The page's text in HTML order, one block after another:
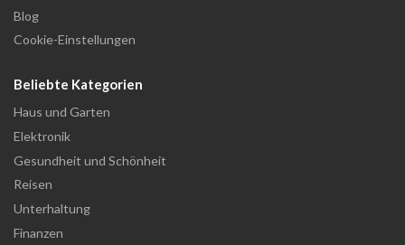
Blog
Cookie-Einstellungen
Beliebte Kategorien
Haus und Garten
Elektronik
Gesundheit und Schönheit
Reisen
Unterhaltung
Finanzen